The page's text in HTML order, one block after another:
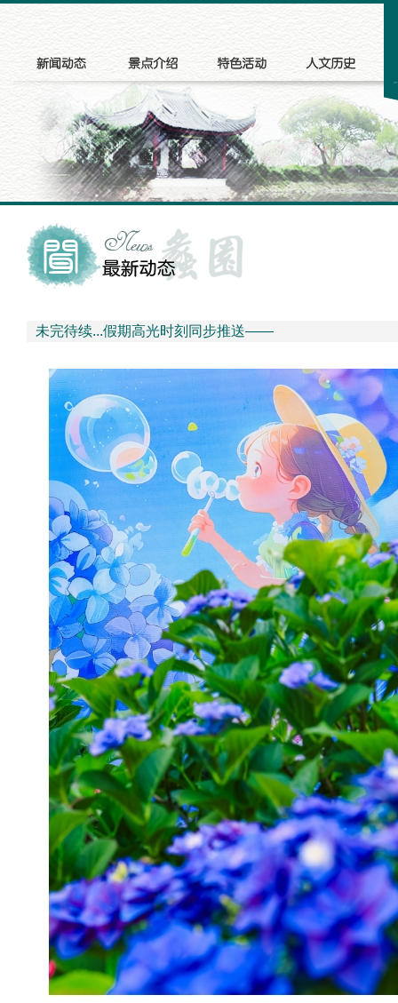
未完待续...假期高光时刻同步推送——